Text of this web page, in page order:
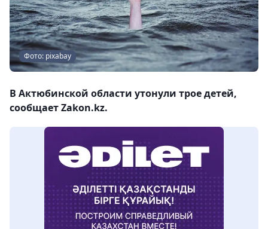
Фото: pixabay
В Актюбинской области утонули трое детей,
сообщает Zakon.kz.